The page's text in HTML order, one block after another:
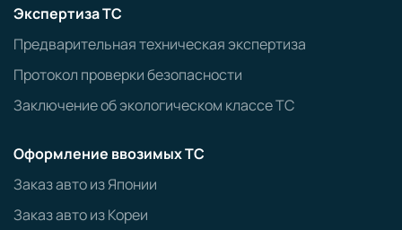
Экспертиза ТС
Предварительная техническая экспертиза
Протокол проверки безопасности
Заключение об экологическом классе ТС
Оформление ввозимых ТС
Заказ авто из Японии
Заказ авто из Кореи